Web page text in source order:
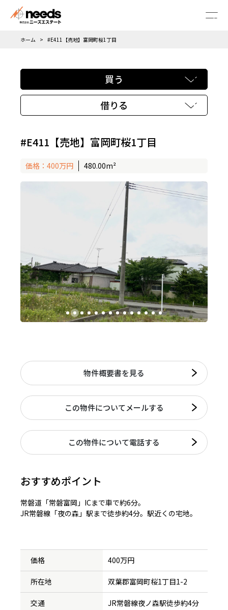
メニ
ホーム #E411【売地】富岡町桜1丁目
買う
借りる
#E411【売地】富岡町桜1丁目
価格：400万円 480.00m²
物件概要書を見る
この物件についてメールする
この物件について電話する
おすすめポイント
常磐道「常磐富岡」ICまで車で約6分。
JR常磐線「夜の森」駅まで徒歩約4分。駅近くの宅地。
価格 400万円
所在地 双葉郡富岡町桜1丁目1-2
交通 JR常磐線夜ノ森駅徒歩約4分